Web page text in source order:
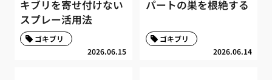
キブリを寄せ付けない
スプレー活用法
2026.06.15
ゴキブリ
パートの巣を根絶する
2026.06.14
ゴキブリ